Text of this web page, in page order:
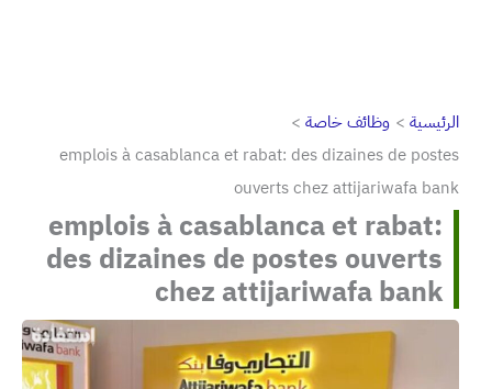
الرئيسية
وظائف خاصة
emplois à casablanca et rabat: des dizaines de postes
ouverts chez attijariwafa bank
emplois à casablanca et rabat:
des dizaines de postes ouverts
chez attijariwafa bank